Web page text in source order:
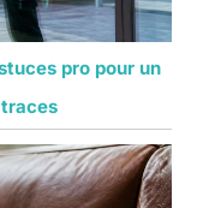
pro pour un